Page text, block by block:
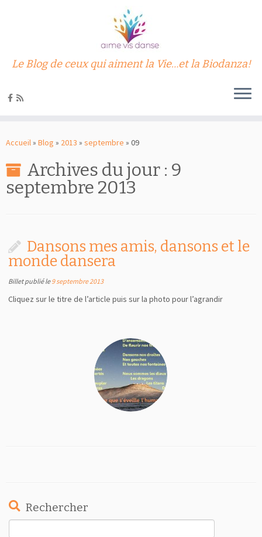
au
Le Blog de ceux qui aiment la Vie…et la Biodanza!
Accueil» Blog » 2013 » septembre » 09
Archives du jour : 9
septembre 2013
Dansons mes amis, dansons et le
monde dansera
Billet publié le9 septembre 2013
Cliquez sur le titre de l’article puis sur la photo pour l’agrandir
Rechercher